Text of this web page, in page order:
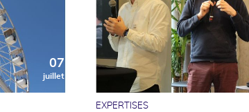
07
juillet
EXPERTISES